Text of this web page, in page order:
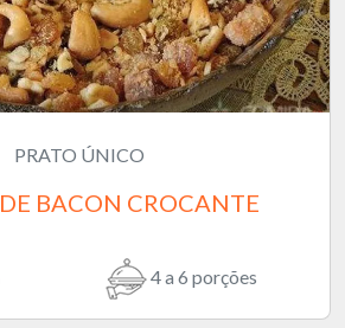
PRATO ÚNICO
BACON CROCANTE
4 a 6 porções